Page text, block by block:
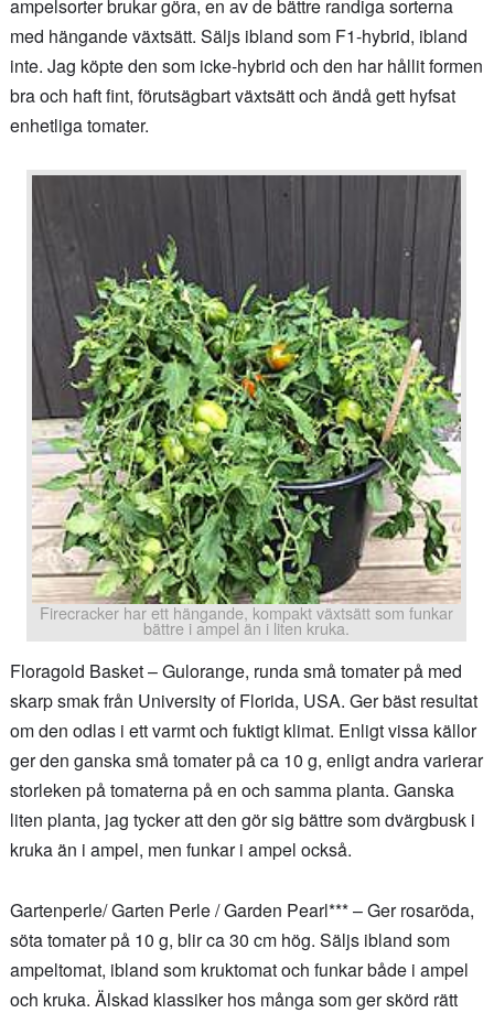
ampelsorter brukar göra, en av de bättre randiga sorterna
med hängande växtsätt. Säljs ibland som F1-hybrid, ibland
inte. Jag köpte den som icke-hybrid och den har hållit formen
bra och haft fint, förutsägbart växtsätt och ändå gett hyfsat
enhetliga tomater.
Firecracker har ett hängande, kompakt växtsätt som funkar
bättre i ampel än i liten kruka.
Floragold Basket – Gulorange, runda små tomater på med
skarp smak från University of Florida, USA. Ger bäst resultat
om den odlas i ett varmt och fuktigt klimat. Enligt vissa källor
ger den ganska små tomater på ca 10 g, enligt andra varierar
storleken på tomaterna på en och samma planta. Ganska
liten planta, jag tycker att den gör sig bättre som dvärgbusk i
kruka än i ampel, men funkar i ampel också.
Gartenperle/ Garten Perle / Garden Pearl*** – Ger rosaröda,
söta tomater på 10 g, blir ca 30 cm hög. Säljs ibland som
ampeltomat, ibland som kruktomat och funkar både i ampel
och kruka. Älskad klassiker hos många som ger skörd rätt